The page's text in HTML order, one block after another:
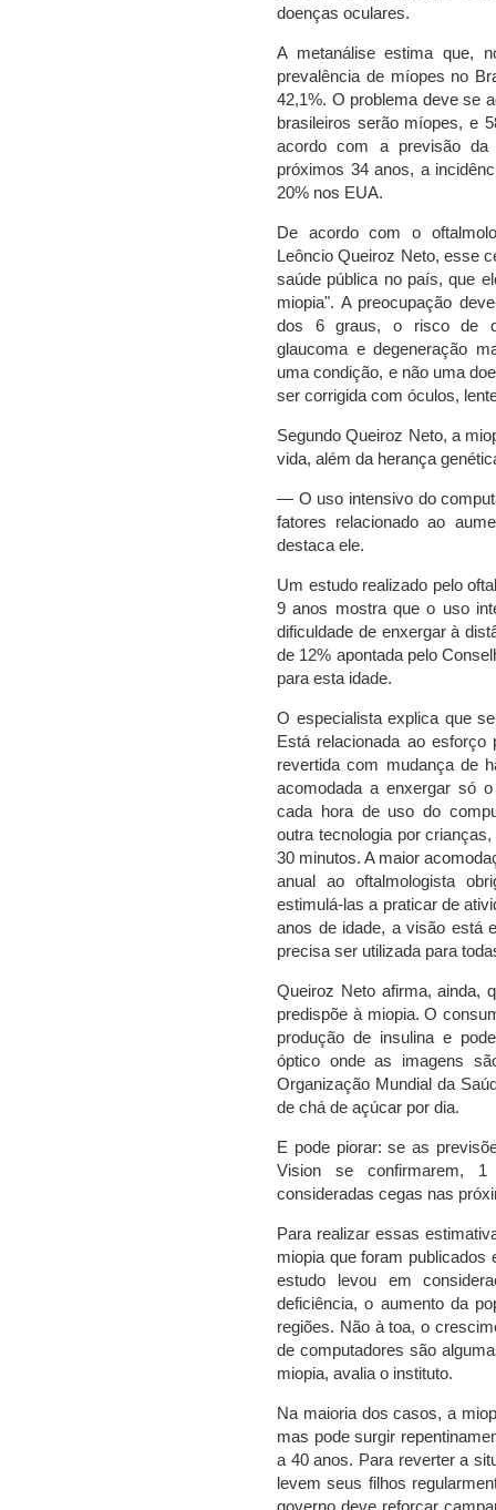
doenças oculares.
A metanálise estima que,
prevalência de míopes no
42,1%. O problema deve se
brasileiros serão míopes, e
acordo com a previsão da
próximos 34 anos, a
20% nos EUA.
De acordo com o
Leôncio Queiroz Neto, esse
saúde pública no país, que
miopia". A preocupação
dos 6 graus, o risco de
glaucoma e degeneração
uma condição, e não uma
ser corrigida com óculos,
Segundo Queiroz Neto, a
vida, além da herança
— O uso intensivo do
fatores relacionado ao
destaca ele.
Um estudo realizado pelo
9 anos mostra que o uso
dificuldade de enxergar à
de 12% apontada pelo
para esta idade.
O especialista explica que
Está relacionada ao
revertida com mudança de
acomodada a enxergar só
cada hora de uso do
outra tecnologia por
30 minutos. A maior
anual ao oftalmologista
estimulá-las a praticar de
anos de idade, a visão está
precisa ser utilizada para
Queiroz Neto afirma, ainda,
predispõe à miopia. O
produção de insulina e
óptico onde as imagens
Organização Mundial da
de chá de açúcar por dia.
E pode piorar: se as
Vision se confirmarem,
consideradas cegas nas
Para realizar essas
miopia que foram
estudo levou em
deficiência, o aumento da
regiões. Não à toa, o
de computadores são
miopia, avalia o instituto.
Na maioria dos casos, a
mas pode surgir
a 40 anos. Para reverter a
levem seus filhos
governo deve reforçar